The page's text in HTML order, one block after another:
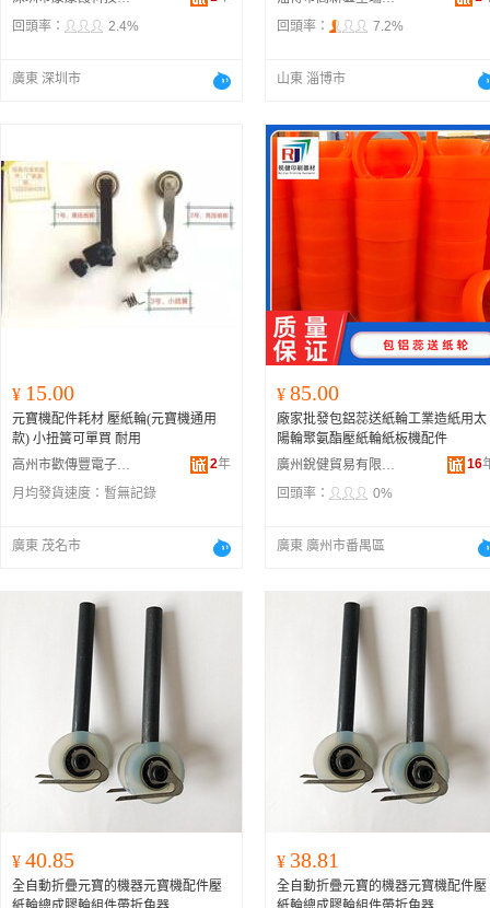
回頭率：
2.4%
廣東 深圳市
回頭率：
7.2%
山東 淄博市
¥ 15.00
元寶機配件耗材 壓紙輪(元寶機通用
款) 小扭簧可單買 耐用
高州市歡傳豐電子商務商行
2年
月均發貨速度： 暫無記錄
廣東 茂名市
¥ 85.00
廠家批發包鋁蕊送紙輪工業造紙用太
陽輪聚氨酯壓紙輪紙板機配件
廣州銳健貿易有限公司
16
回頭率：
0%
廣東 廣州市番禺區
¥ 40.85
全自動折疊元寶的機器元寶機配件壓
¥ 38.81
全自動折疊元寶的機器元寶機配件壓